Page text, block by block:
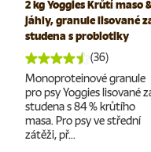
2 kg Yoggies Krůtí maso
jáhly, granule lisované
studena s probiotiky
(36)
Monoproteinové granule
pro psy Yoggies lisované
studena s 84 % krůtího
masa. Pro psy ve střední
zátěži, př...